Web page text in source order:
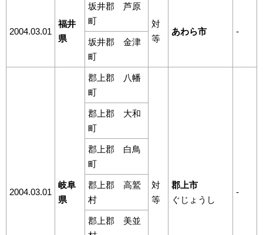
2004.03.01
福井
県
坂井郡 芦原
町
対
等
あわら市
-
坂井郡 金津
町
2004.03.01
岐阜
県
郡上郡 八幡
町
対
等
郡上市
ぐじょうし
-
郡上郡 大和
町
郡上郡 白鳥
町
郡上郡 高鷲
村
郡上郡 美並